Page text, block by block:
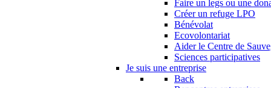
Faire un legs ou une
Créer un refuge LPO
Bénévolat
Ecovolontariat
Aider le Centre de
Sciences participatives
Je suis une entreprise
Back